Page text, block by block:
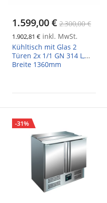
1.599,00 € 2.300,00 €
1.902,81 € inkl. MwSt.
Kühltisch mit Glas 2
Türen 2x 1/1 GN 314 L,
Breite 1360mm
-31%